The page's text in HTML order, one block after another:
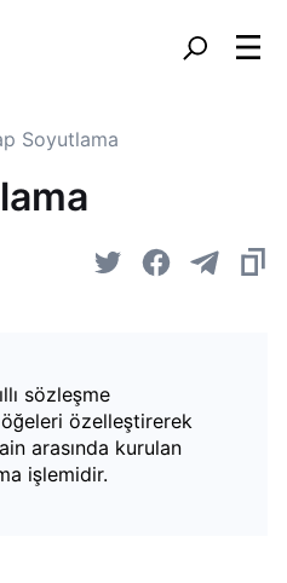
Soyutlama
sözleşme
özelleştirerek
arasında kurulan
işlemidir.